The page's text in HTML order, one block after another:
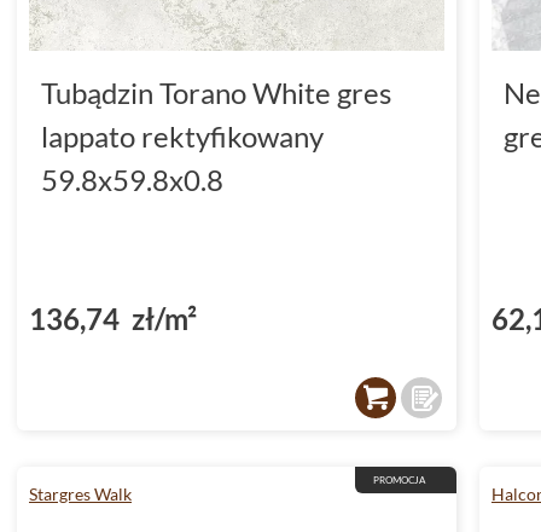
Tubądzin Torano White gres
lappato rektyfikowany
59.8x59.8x0.8
136,74 zł/m²
PROMOCJA
Stargres Walk